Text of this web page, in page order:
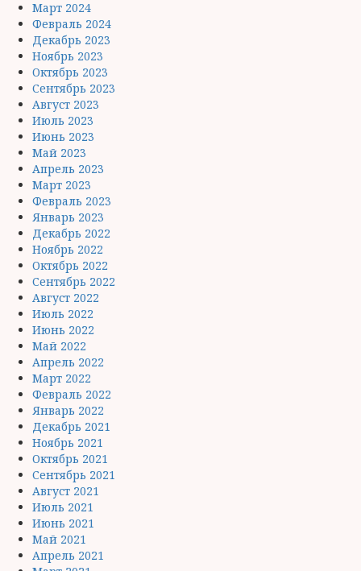
Март 2024
Февраль 2024
Декабрь 2023
Ноябрь 2023
Октябрь 2023
Сентябрь 2023
Август 2023
Июль 2023
Июнь 2023
Май 2023
Апрель 2023
Март 2023
Февраль 2023
Январь 2023
Декабрь 2022
Ноябрь 2022
Октябрь 2022
Сентябрь 2022
Август 2022
Июль 2022
Июнь 2022
Май 2022
Апрель 2022
Март 2022
Февраль 2022
Январь 2022
Декабрь 2021
Ноябрь 2021
Октябрь 2021
Сентябрь 2021
Август 2021
Июль 2021
Июнь 2021
Май 2021
Апрель 2021